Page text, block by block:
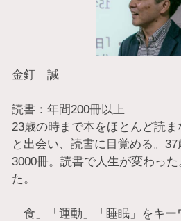
金釘 誠
読書：年間200冊以上
23歳の時まで本をほとんど読
と出会い、読書に目覚める。
3000冊。読書で人生が変わっ
た。
「食」「運動」「睡眠」をキ